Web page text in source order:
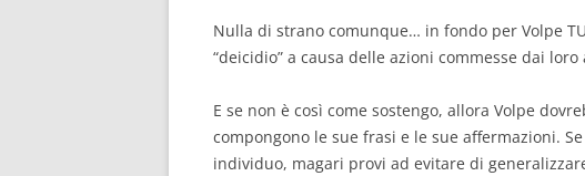
Nulla di strano comunque… in fondo per Volpe
“deicidio” a causa delle azioni commesse dai
E se non è così come sostengo, allora Volpe
compongono le sue frasi e le sue affermazioni.
individuo, magari provi ad evitare di